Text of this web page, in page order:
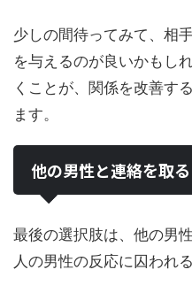
少しの間待ってみて、相
を与えるのが良いかもし
くことが、関係を改善す
ます。
他の男性と連絡を取る
最後の選択肢は、他の男
人の男性の反応に囚われ